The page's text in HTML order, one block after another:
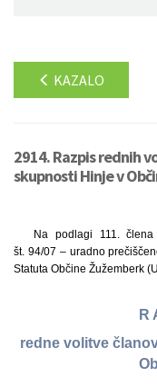
KAZALO
2914. Razpis rednih
skupnosti Hinje v
Na podlagi 111.
št. 94/07 – uradno
Statuta Občine Žužemberk
R
redne volitve